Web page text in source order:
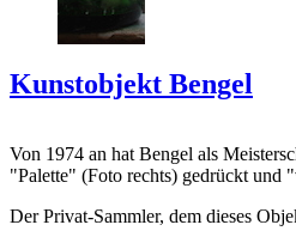
Kunstobjekt Bengel
Von 1974 an hat Bengel als
"Palette" (Foto rechts) gedrückt und
Der Privat-Sammler, dem dieses